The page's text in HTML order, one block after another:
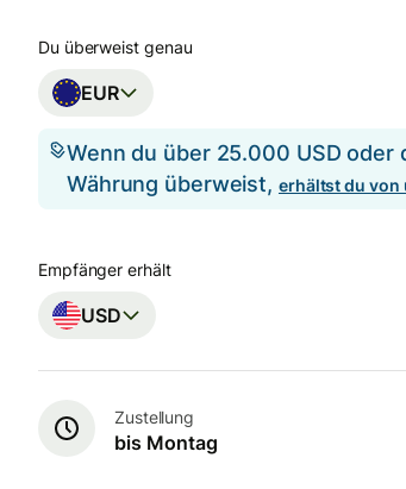
Du überweist genau
EUR
Wenn du über 25.000 USD
Währung überweist, erhältst du von
Empfänger erhält
USD
Zustellung
bis Montag